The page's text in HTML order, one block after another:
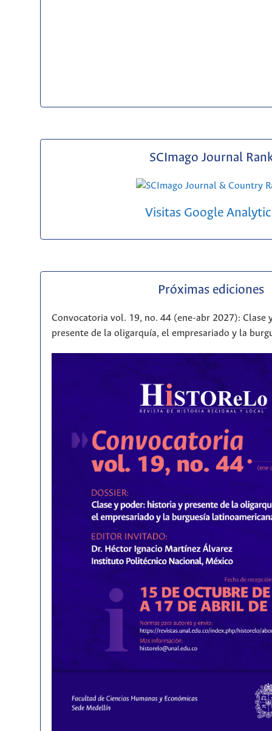
SCImago Journal
Visitas Google
Próximas ediciones
Convocatoria vol. 19, no. 44 (ene-abr 2027): Clase
presente de la oligarquía, el empresariado y la